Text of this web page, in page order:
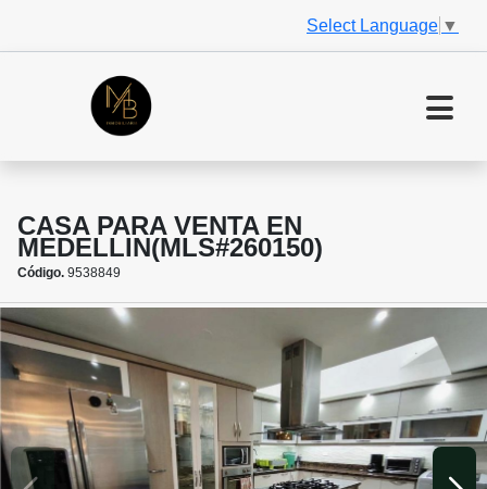
Select Language ▼
CASA PARA VENTA EN
MEDELLIN(MLS#260150)
Código. 9538849